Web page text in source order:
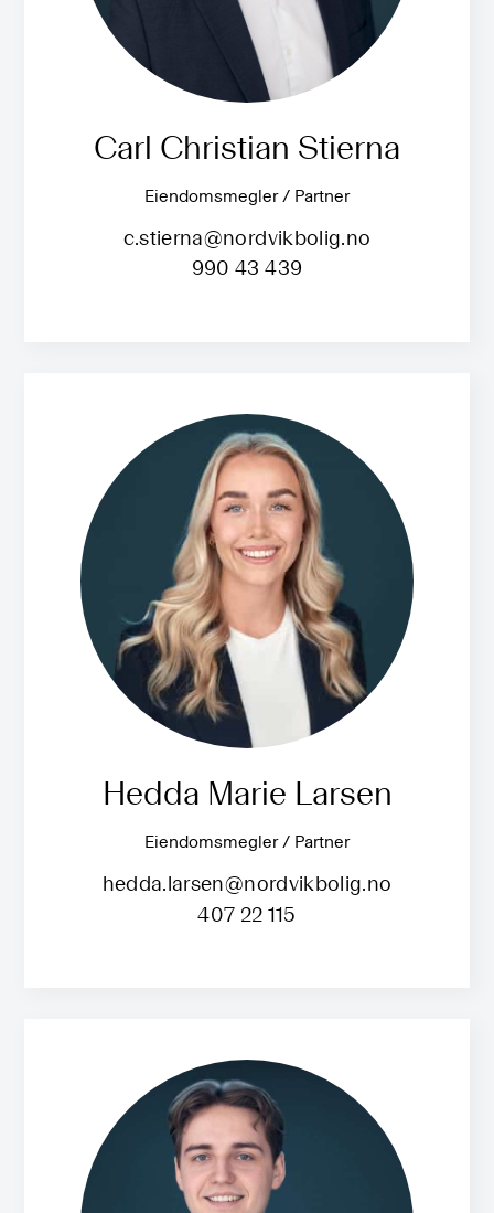
Carl Christian Stierna
Eiendomsmegler / Partner
c.stierna@nordvikbolig.no
990 43 439
Hedda Marie Larsen
Eiendomsmegler / Partner
hedda.larsen@nordvikbolig.no
407 22 115